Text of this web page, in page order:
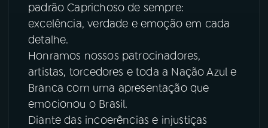
padrão Caprichoso de sempre:
excelência, verdade e emoção em cada
detalhe.
Honramos nossos patrocinadores,
artistas, torcedores e toda a Nação Azul e
Branca com uma apresentação que
emocionou o Brasil.
Diante das incoerências e injustiças